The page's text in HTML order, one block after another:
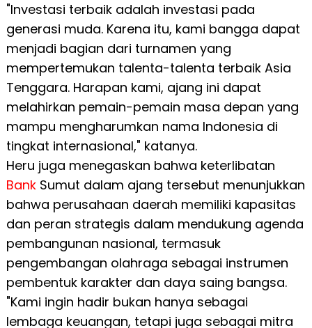
"Investasi terbaik adalah investasi pada
generasi muda. Karena itu, kami bangga dapat
menjadi bagian dari turnamen yang
mempertemukan talenta-talenta terbaik Asia
Tenggara. Harapan kami, ajang ini dapat
melahirkan pemain-pemain masa depan yang
mampu mengharumkan nama Indonesia di
tingkat internasional," katanya.
Heru juga menegaskan bahwa keterlibatan
BankSumut dalam ajang tersebut menunjukkan
bahwa perusahaan daerah memiliki kapasitas
dan peran strategis dalam mendukung agenda
pembangunan nasional, termasuk
pengembangan olahraga sebagai instrumen
pembentuk karakter dan daya saing bangsa.
"Kami ingin hadir bukan hanya sebagai
lembaga keuangan, tetapi juga sebagai mitra